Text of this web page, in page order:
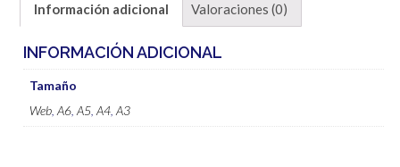
Información adicional Valoraciones (0)
INFORMACIÓN ADICIONAL
Tamaño
Web ,A6 ,A5 ,A4 ,A3